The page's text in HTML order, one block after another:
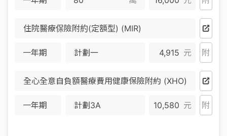
住院醫療保險附約(定額型) (MIR)
一年期 計劃一 4,915 元 附
全心全意自負額醫療費用健康保險附約 (XHO)
一年期 計劃3A 10,580 元 附